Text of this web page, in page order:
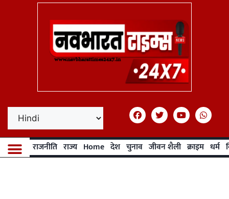
राजनीति राज्य Home देश चुनाव जीवन शैली क्राइम धर्म